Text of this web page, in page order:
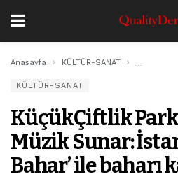
Anasayfa KÜLTÜR-SANAT
KÜLTÜR-SANAT
KüçükÇiftlik
Müzik Sunar:
Bahar’ ile baharı